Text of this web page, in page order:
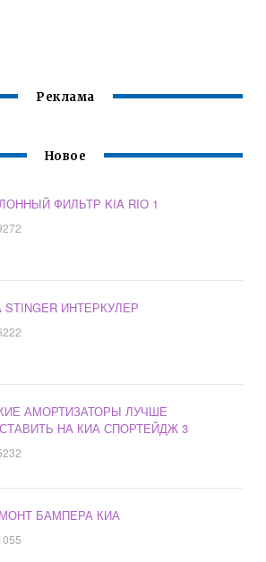
Реклама
Новое
ФИЛЬТР KIA RIO 1
STINGER ИНТЕРКУЛЕР
АМОРТИЗАТОРЫ ЛУЧШЕ
НА КИА СПОРТЕЙДЖ 3
БАМПЕРА КИА